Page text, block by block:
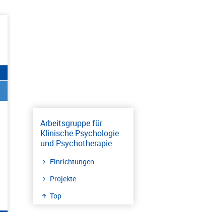
Arbeitsgruppe für
Klinische Psychologie
und Psychotherapie
Einrichtungen
Projekte
Top